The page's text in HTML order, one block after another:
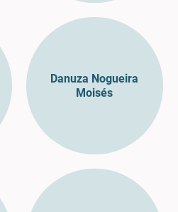
Danuza Nogueira
Moisés